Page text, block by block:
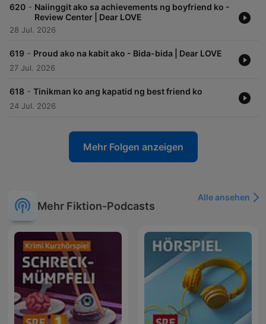
620 - Naiinggit ako sa achievements ng boyfriend ko -
Review Center | Dear LOVE
28 Jul. 2026
619 - Proud ako na kabit ako - Bida-bida | Dear LOVE
27 Jul. 2026
618 - Tinikman ko ang kapatid ng best friend ko
24 Jul. 2026
Mehr Folgen anzeigen
Mehr Fiktion-Podcasts
Alle ansehen